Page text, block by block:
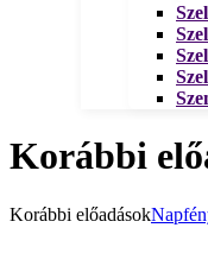
Korábbi
Korábbi előadások